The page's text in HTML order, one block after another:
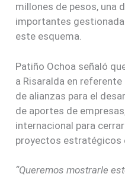
millones de pesos, una
importantes
este esquema.
Patiño Ochoa señaló
a Risaralda en
de alianzas para el
de aportes de
internacional para
proyectos estratégicos
“Queremos mostrarle